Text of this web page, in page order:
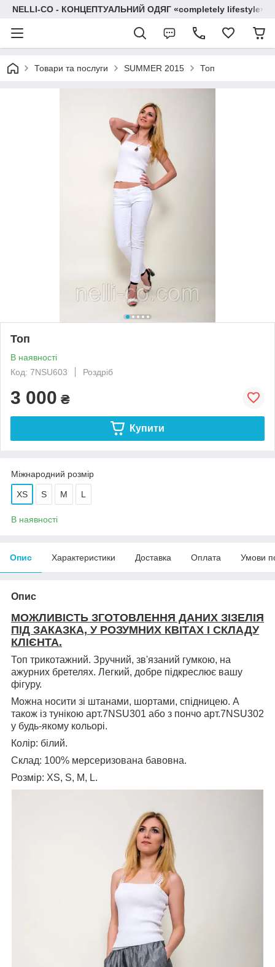
NELLI-CO - КОНЦЕПТУАЛЬНИЙ ОДЯГ «completely lifestyle»
Товари та послуги SUMMER 2015 Топ
Топ
В наявності
Код: 7NSU603
Роздріб
3 000 ₴
Купити
Міжнародний розмір
XS S M L
В наявності
Опис Характеристики Доставка Оплата Умови
Опис
МОЖЛИВІСТЬ ЗГОТОВЛЕННЯ ДАНИХ ЗІЗЕЛІЯ
ПІД ЗАКАЗКА, У РОЗУМНИХ КВІТАХ І СКЛАДУ
КЛІЄНТА.
Топ трикотажний. Зручний, зв'язаний гумкою, на
ажурних бретелях. Легкий, добре підкреслює вашу
фігуру.
Можна носити зі штанами, шортами, спідницею. А
також із тунікою арт.7NSU301 або з пончо арт.7NSU302
у будь-якому кольорі.
Колір: білий.
Склад: 100% мерсеризована бавовна.
Розмір: XS, S, M, L.